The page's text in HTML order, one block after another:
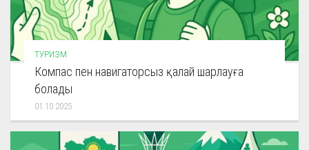
ТУРИЗМ
Компас пен навигаторсыз қалай шарлауға
болады
01.10.2025